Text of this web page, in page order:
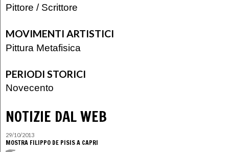
Pittore / Scrittore
MOVIMENTI ARTISTICI
Pittura Metafisica
PERIODI STORICI
Novecento
NOTIZIE DAL WEB
29/10/2013
MOSTRA FILIPPO DE PISIS A CAPRI